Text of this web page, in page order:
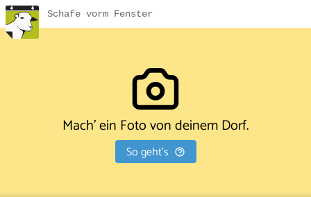
Schafe vorm Fenster
Mach' ein Foto von deinem Dorf.
So geht's